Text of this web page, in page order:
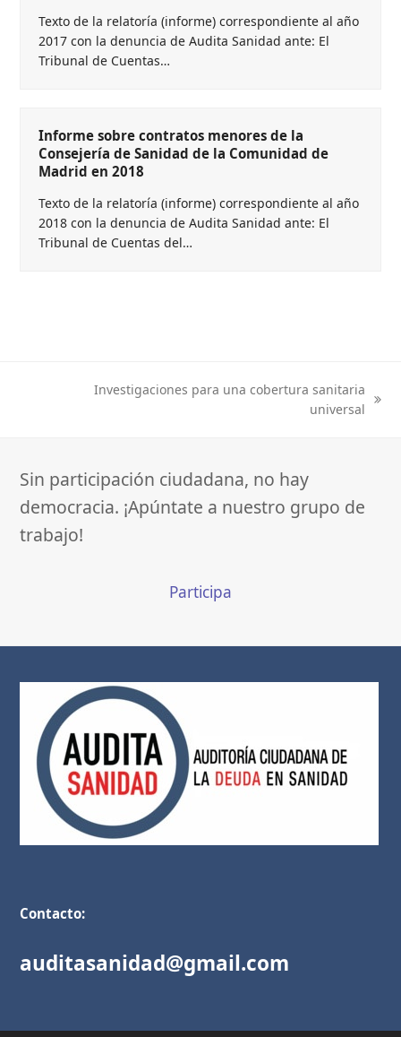
Texto de la relatoría (informe) correspondiente al año
2017 con la denuncia de Audita Sanidad ante: El
Tribunal de Cuentas…
Informe sobre contratos menores de la
Consejería de Sanidad de la Comunidad de
Madrid en 2018
Texto de la relatoría (informe) correspondiente al año
2018 con la denuncia de Audita Sanidad ante: El
Tribunal de Cuentas del…
Investigaciones para una cobertura sanitaria
universal
Sin participación ciudadana, no hay
democracia. ¡Apúntate a nuestro grupo de
trabajo!
Participa
Contacto:
auditasanidad@gmail.com